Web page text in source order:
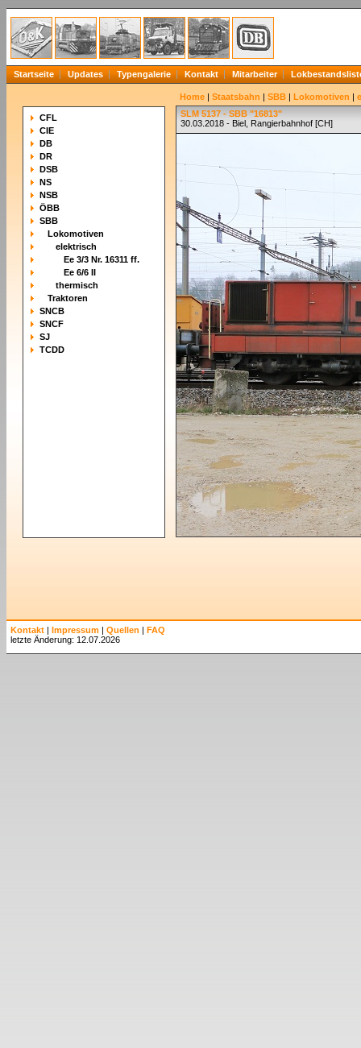
Startseite Updates Typengalerie Kontakt Mitarbeiter
CFL
CIE
DB
DR
DSB
NS
NSB
ÖBB
SBB
Lokomotiven
elektrisch
Ee 3/3 Nr. 16311 ff.
Ee 6/6 II
thermisch
Traktoren
SNCB
SNCF
SJ
TCDD
Home | Staatsbahn | SBB | Lokomotiven |
SLM 5137 - SBB "16813"
30.03.2018 - Biel, Rangierbahnhof [CH]
Kontakt | Impressum | Quellen | FAQ
letzte Änderung: 12.07.2026